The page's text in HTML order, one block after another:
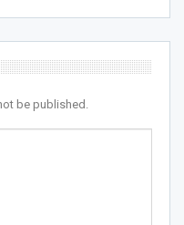
be published.